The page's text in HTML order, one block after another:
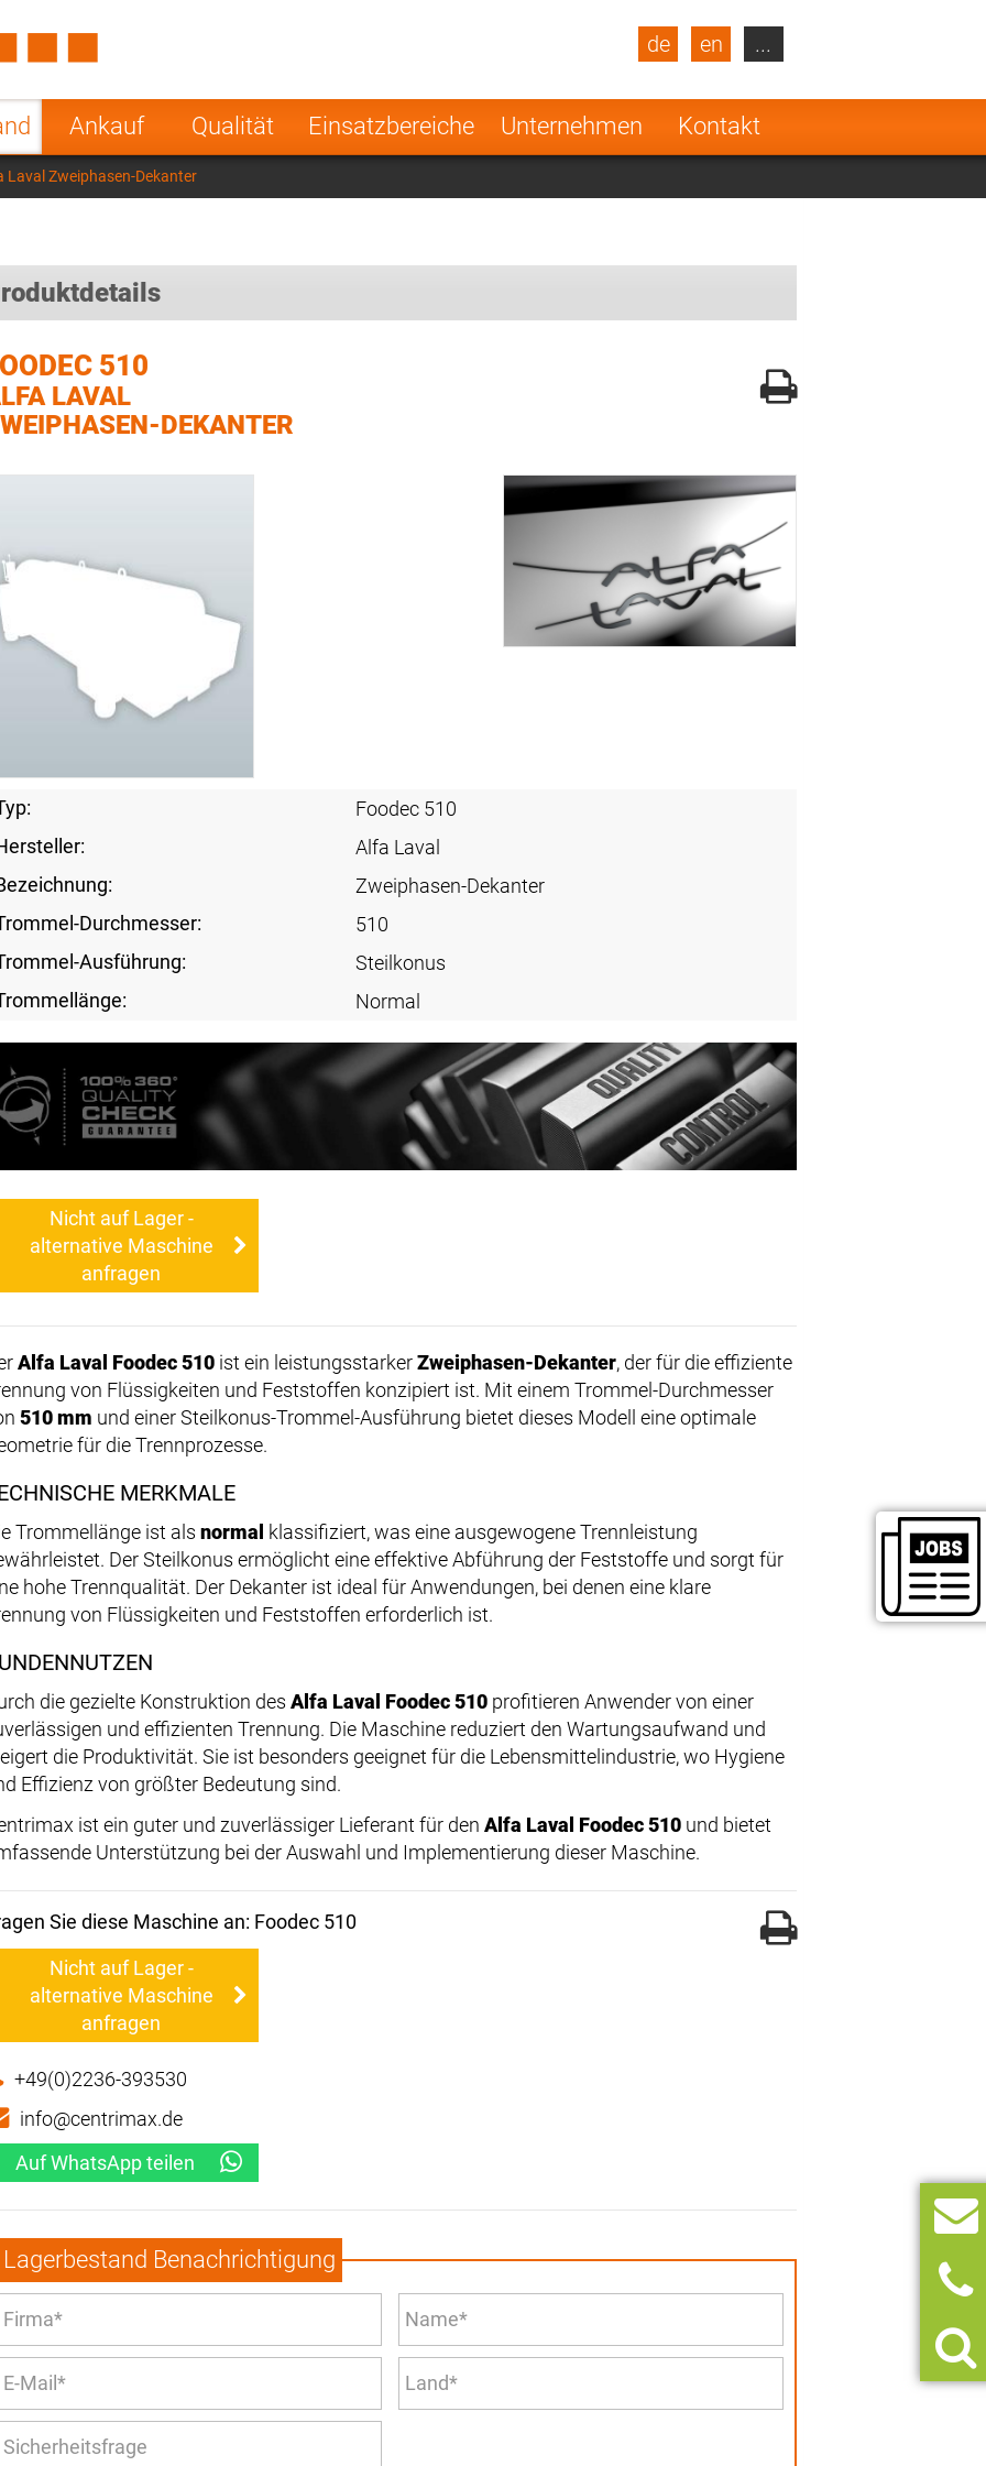
Ankauf Qualität Einsatzbereiche Unternehmen Kontakt
de en
Turkey
Poland Norway
Netherlands
India
...
Laval Zweiphasen-Dekanter
510
LAVAL
DEKANTER
Foodec 510
Alfa Laval
Zweiphasen-Dekanter
Durchmesser:
510
Ausführung:
Steilkonus
Normal
Nicht auf Lager -
alternative Maschine
anfragen
Alfa Laval Foodec 510 ist ein leistungsstarkerZweiphasen-Dekanter, der für die effiziente
von Flüssigkeiten und Feststoffen konzipiert ist. Mit einem Trommel-Durchmesser
510 mm und einer Steilkonus-Trommel-Ausführung bietet dieses Modell eine optimale
für die Trennprozesse.
MERKMALE
Trommellänge ist als normal klassifiziert, was eine ausgewogene Trennleistung
Der Steilkonus ermöglicht eine effektive Abführung der Feststoffe und sorgt für
hohe Trennqualität. Der Dekanter ist ideal für Anwendungen, bei denen eine klare
von Flüssigkeiten und Feststoffen erforderlich ist.
die gezielte Konstruktion des Alfa Laval Foodec 510 profitieren Anwender von einer
und effizienten Trennung. Die Maschine reduziert den Wartungsaufwand und
die Produktivität. Sie ist besonders geeignet für die Lebensmittelindustrie, wo Hygiene
Effizienz von größter Bedeutung sind.
ist ein guter und zuverlässiger Lieferant für den Alfa Laval Foodec 510 und bietet
Unterstützung bei der Auswahl und Implementierung dieser Maschine.
Sie diese Maschine an: Foodec 510
Nicht auf Lager -
alternative Maschine
anfragen
+49(0)2236-393530
info@centrimax.de
Auf WhatsApp teilen
Lagerbestand Benachrichtigung